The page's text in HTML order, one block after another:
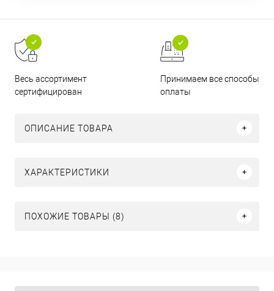
Весь ассортимент
сертифицирован
Принимаем все способы
оплаты
ОПИСАНИЕ ТОВАРА
ХАРАКТЕРИСТИКИ
ПОХОЖИЕ ТОВАРЫ (8)